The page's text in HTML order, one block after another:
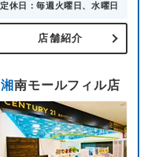
定休日：毎週火曜日、水曜日
店舗紹介
湘南モールフィル店